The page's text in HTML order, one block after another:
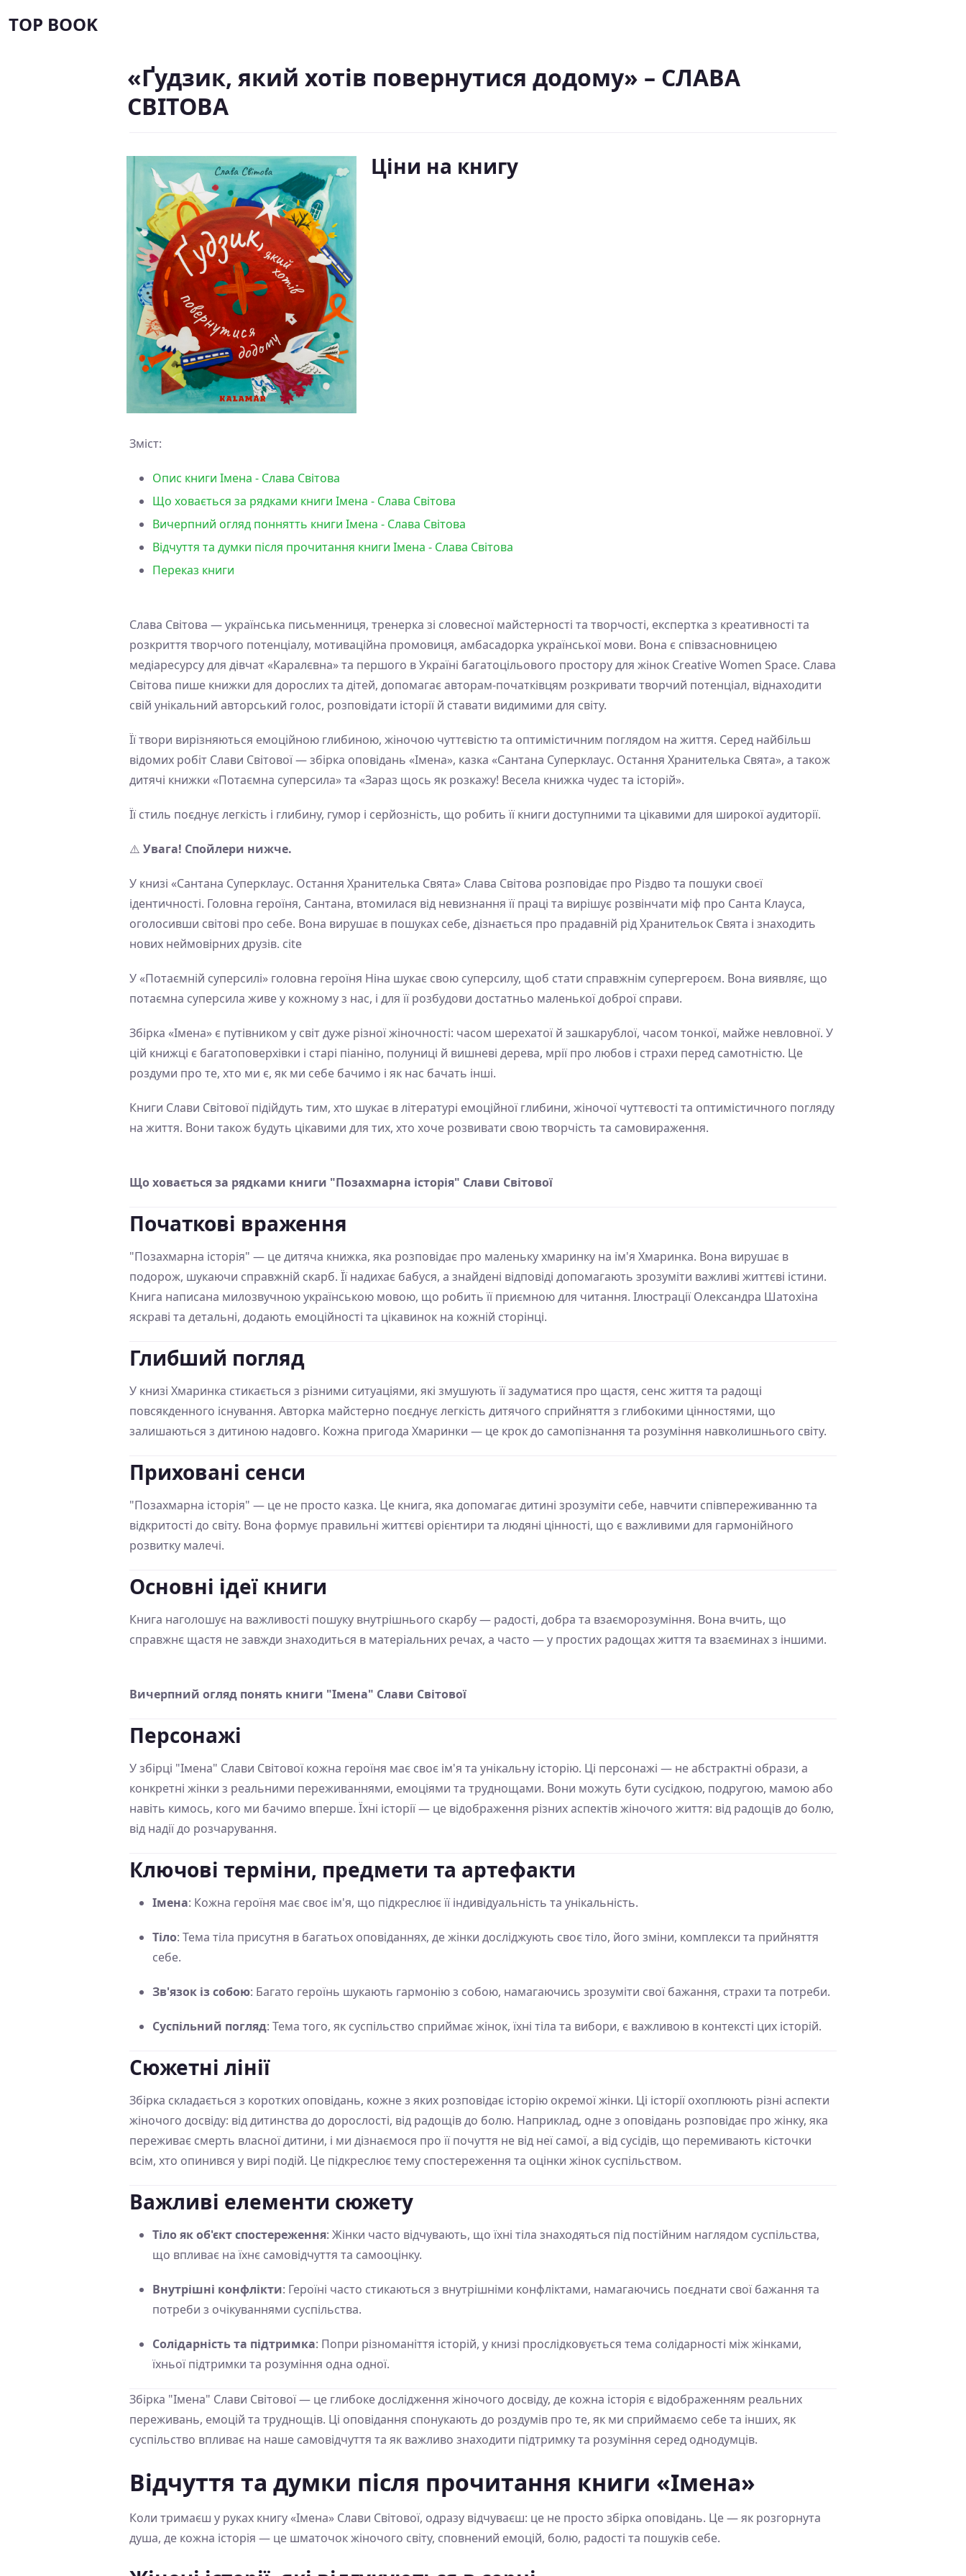
TOP BOOK
«Ґудзик, який хотів повернутися додому» – СЛАВА
СВІТОВА
Ціни на книгу
Зміст:
Опис книги Імена - Слава Світова
Що ховається за рядками книги Імена - Слава Світова
Вичерпний огляд поннятть книги Імена - Слава Світова
Відчуття та думки після прочитання книги Імена - Слава Світова
Переказ книги
Слава Світова — українська письменниця, тренерка зі словесної майстерності та творчості, експертка з креативності та
розкриття творчого потенціалу, мотиваційна промовиця, амбасадорка української мови. Вона є співзасновницею
медіаресурсу для дівчат «Каралєвна» та першого в Україні багатоцільового простору для жінок Creative Women Space. Слава
Світова пише книжки для дорослих та дітей, допомагає авторам-початківцям розкривати творчий потенціал, віднаходити
свій унікальний авторський голос, розповідати історії й ставати видимими для світу.
Її твори вирізняються емоційною глибиною, жіночою чуттєвістю та оптимістичним поглядом на життя. Серед найбільш
відомих робіт Слави Світової — збірка оповідань «Імена», казка «Сантана Суперклаус. Остання Хранителька Свята», а також
дитячі книжки «Потаємна суперсила» та «Зараз щось як розкажу! Весела книжка чудес та історій».
Її стиль поєднує легкість і глибину, гумор і серйозність, що робить її книги доступними та цікавими для широкої аудиторії.
⚠️ Увага! Спойлери нижче.
У книзі «Сантана Суперклаус. Остання Хранителька Свята» Слава Світова розповідає про Різдво та пошуки своєї
ідентичності. Головна героїня, Сантана, втомилася від невизнання її праці та вирішує розвінчати міф про Санта Клауса,
оголосивши світові про себе. Вона вирушає в пошуках себе, дізнається про прадавній рід Хранительок Свята і знаходить
нових неймовірних друзів. cite
У «Потаємній суперсилі» головна героїня Ніна шукає свою суперсилу, щоб стати справжнім супергероєм. Вона виявляє, що
потаємна суперсила живе у кожному з нас, і для її розбудови достатньо маленької доброї справи.
Збірка «Імена» є путівником у світ дуже різної жіночності: часом шерехатої й зашкарублої, часом тонкої, майже невловної. У
цій книжці є багатоповерхівки і старі піаніно, полуниці й вишневі дерева, мрії про любов і страхи перед самотністю. Це
роздуми про те, хто ми є, як ми себе бачимо і як нас бачать інші.
Книги Слави Світової підійдуть тим, хто шукає в літературі емоційної глибини, жіночої чуттєвості та оптимістичного погляду
на життя. Вони також будуть цікавими для тих, хто хоче розвивати свою творчість та самовираження.
Що ховається за рядками книги "Позахмарна історія" Слави Світової
Початкові враження
"Позахмарна історія" — це дитяча книжка, яка розповідає про маленьку хмаринку на ім'я Хмаринка. Вона вирушає в
подорож, шукаючи справжній скарб. Її надихає бабуся, а знайдені відповіді допомагають зрозуміти важливі життєві істини.
Книга написана милозвучною українською мовою, що робить її приємною для читання. Ілюстрації Олександра Шатохіна
яскраві та детальні, додають емоційності та цікавинок на кожній сторінці.
Глибший погляд
У книзі Хмаринка стикається з різними ситуаціями, які змушують її задуматися про щастя, сенс життя та радощі
повсякденного існування. Авторка майстерно поєднує легкість дитячого сприйняття з глибокими цінностями, що
залишаються з дитиною надовго. Кожна пригода Хмаринки — це крок до самопізнання та розуміння навколишнього світу.
Приховані сенси
"Позахмарна історія" — це не просто казка. Це книга, яка допомагає дитині зрозуміти себе, навчити співпереживанню та
відкритості до світу. Вона формує правильні життєві орієнтири та людяні цінності, що є важливими для гармонійного
розвитку малечі.
Основні ідеї книги
Книга наголошує на важливості пошуку внутрішнього скарбу — радості, добра та взаєморозуміння. Вона вчить, що
справжнє щастя не завжди знаходиться в матеріальних речах, а часто — у простих радощах життя та взаєминах з іншими.
Вичерпний огляд понять книги "Імена" Слави Світової
Персонажі
У збірці "Імена" Слави Світової кожна героїня має своє ім'я та унікальну історію. Ці персонажі — не абстрактні образи, а
конкретні жінки з реальними переживаннями, емоціями та труднощами. Вони можуть бути сусідкою, подругою, мамою або
навіть кимось, кого ми бачимо вперше. Їхні історії — це відображення різних аспектів жіночого життя: від радощів до болю,
від надії до розчарування.
Ключові терміни, предмети та артефакти
Імена: Кожна героїня має своє ім'я, що підкреслює її індивідуальність та унікальність.
Тіло: Тема тіла присутня в багатьох оповіданнях, де жінки досліджують своє тіло, його зміни, комплекси та прийняття
себе.
Зв'язок із собою: Багато героїнь шукають гармонію з собою, намагаючись зрозуміти свої бажання, страхи та потреби.
Суспільний погляд: Тема того, як суспільство сприймає жінок, їхні тіла та вибори, є важливою в контексті цих історій.
Сюжетні лінії
Збірка складається з коротких оповідань, кожне з яких розповідає історію окремої жінки. Ці історії охоплюють різні аспекти
жіночого досвіду: від дитинства до дорослості, від радощів до болю. Наприклад, одне з оповідань розповідає про жінку, яка
переживає смерть власної дитини, і ми дізнаємося про її почуття не від неї самої, а від сусідів, що перемивають кісточки
всім, хто опинився у вирі подій. Це підкреслює тему спостереження та оцінки жінок суспільством.
Важливі елементи сюжету
Тіло як об'єкт спостереження: Жінки часто відчувають, що їхні тіла знаходяться під постійним наглядом суспільства,
що впливає на їхнє самовідчуття та самооцінку.
Внутрішні конфлікти: Героїні часто стикаються з внутрішніми конфліктами, намагаючись поєднати свої бажання та
потреби з очікуваннями суспільства.
Солідарність та підтримка: Попри різноманіття історій, у книзі прослідковується тема солідарності між жінками,
їхньої підтримки та розуміння одна одної.
Збірка "Імена" Слави Світової — це глибоке дослідження жіночого досвіду, де кожна історія є відображенням реальних
переживань, емоцій та труднощів. Ці оповідання спонукають до роздумів про те, як ми сприймаємо себе та інших, як
суспільство впливає на наше самовідчуття та як важливо знаходити підтримку та розуміння серед однодумців.
Відчуття та думки після прочитання книги «Імена»
Коли тримаєш у руках книгу «Імена» Слави Світової, одразу відчуваєш: це не просто збірка оповідань. Це — як розгорнута
душа, де кожна історія — це шматочок жіночого світу, сповнений емоцій, болю, радості та пошуків себе.